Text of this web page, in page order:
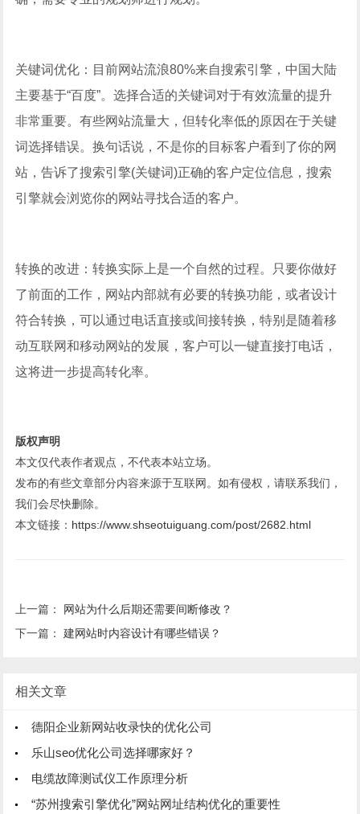
关键词优化：目前网站流浪80%来自搜索引擎，中国大陆
主要基于“百度”。选择合适的关键词对于有效流量的提升
非常重要。有些网站流量大，但转化率低的原因在于关键
词选择错误。换句话说，不是你的目标客户看到了你的网
站，告诉了搜索引擎(关键词)正确的客户定位信息，搜索
引擎就会浏览你的网站寻找合适的客户。
转换的改进：转换实际上是一个自然的过程。只要你做好
了前面的工作，网站内部就有必要的转换功能，或者设计
符合转换，可以通过电话直接或间接转换，特别是随着移
动互联网和移动网站的发展，客户可以一键直接打电话，
这将进一步提高转化率。
版权声明
本文仅代表作者观点，不代表本站立场。
发布的有些文章部分内容来源于互联网。如有侵权，请联系我们，
我们会尽快删除。
本文链接： https://www.shseotuiguang.com/post/2682.html
上一篇： 网站为什么后期还需要间断修改？
下一篇：建网站时内容设计有哪些错误？
相关文章
德阳企业新网站收录快的优化公司
乐山seo优化公司选择哪家好？
电缆故障测试仪工作原理分析
“苏州搜索引擎优化”网站网址结构优化的重要性